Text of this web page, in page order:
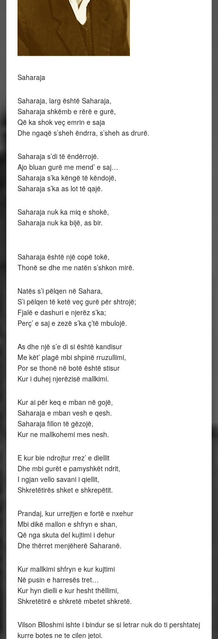
Saharaja
Saharaja, larg është Saharaja,
Saharaja shkëmb e rërë e gurë,
Që ka shok veç emrin e saja
Dhe ngaqë s’sheh ëndrra, s’sheh as drurë.
Saharaja s’di të ëndërrojë.
Ajo bluan gurë me mend’ e saj…
Saharaja s’ka këngë të këndojë,
Saharaja s’ka as lot të qajë.
Saharaja nuk ka miq e shokë,
Saharaja nuk ka bijë, as bir.
Saharaja është një copë tokë,
Thonë se dhe me natën s’shkon mirë.
Natës s’i pëlqen në Sahara,
S’i pëlqen të ketë veç gurë për shtrojë;
Fjalë e dashuri e njerëz s’ka;
Perç’ e saj e zezë s’ka ç’të mbulojë.
As dhe një s’e di si është kandisur
Me kët’ plagë mbi shpinë rruzullimi,
Por se thonë në botë është stisur
Kur i duhej njerëzisë mallkimi.
Kur ai për keq e mban në gojë,
Saharaja e mban vesh e qesh.
Saharaja fillon të gëzojë,
Kur ne mallkohemi mes nesh.
E kur bie ndrojtur rrez’ e diellit
Dhe mbi gurët e pamyshkët ndrit,
I ngjan vello savani i qiellit,
Shkretëtirës shket e shkrepëtit.
Prandaj, kur urrejtjen e fortë e nxehur
Mbi dikë mallon e shfryn e shan,
Që nga skuta del kujtimi i dehur
Dhe thërret menjëherë Saharanë.
Kur mallkimi shfryn e kur kujtimi
Në pusin e harresës tret…
Kur hyn dielli e kur hesht thëllimi,
Shkretëtirë e shkretë mbetet shkretë.
Vilson Blloshmi ishte i bindur se si letrar nuk do ti pershtatej
kurre botes ne te cilen jetoi.